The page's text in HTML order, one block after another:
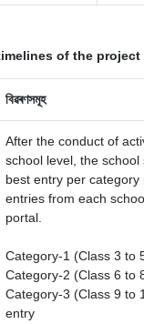
of the project
বিৱৰণসমূহ
After the conduct of
school level, the school
best entry per category
entries from each
portal.
Category-1 (Class 3 to
Category-2 (Class 6 to
Category-3 (Class 9 to
entry